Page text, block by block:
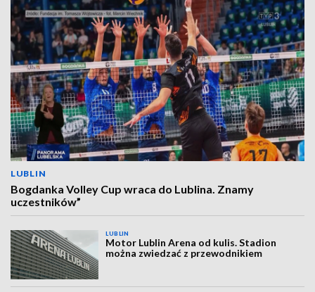
LUBLIN
Bogdanka Volley Cup wraca do Lublina. Znamy
uczestników”
LUBLIN
Motor Lublin Arena od kulis. Stadion
można zwiedzać z przewodnikiem